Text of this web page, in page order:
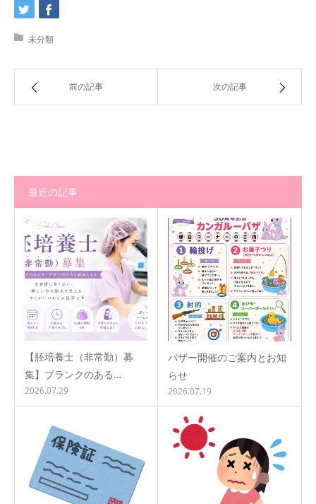
未分類
前の記事 次の記事
最近の記事
【胚培養士（非常勤）募
集】ブランクのある…
2026.07.29
バザー開催のご案内とお知
らせ
2026.07.19